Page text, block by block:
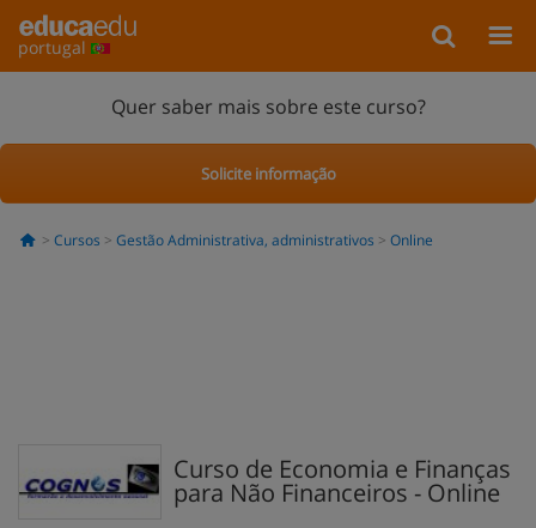
portugal
Quer saber mais sobre este curso?
Solicite informação
Cursos Gestão Administrativa, administrativos Online
Curso de Economia e Finanças
para Não Financeiros - Online